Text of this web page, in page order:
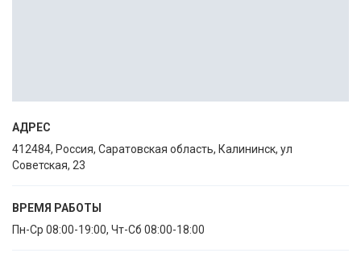
АДРЕС
412484, Россия, Саратовская область, Калининск, ул
Советская, 23
ВРЕМЯ РАБОТЫ
Пн-Ср 08:00-19:00, Чт-Сб 08:00-18:00